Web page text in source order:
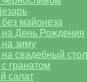
майонеза
День Рождения
зиму
свадебный стол
гранатом
салат